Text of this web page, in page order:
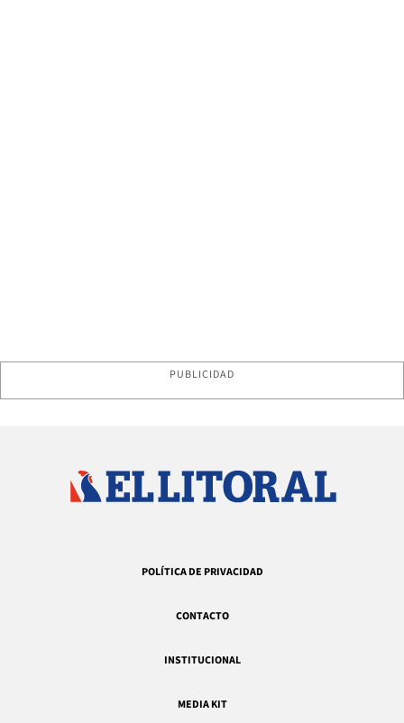
PUBLICIDAD
POLÍTICA DE PRIVACIDAD
CONTACTO
INSTITUCIONAL
MEDIA KIT